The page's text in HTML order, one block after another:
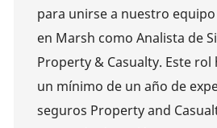
para unirse a nuestro
en Marsh como Analista de
Property & Casualty. Este
un mínimo de un año de
seguros Property and